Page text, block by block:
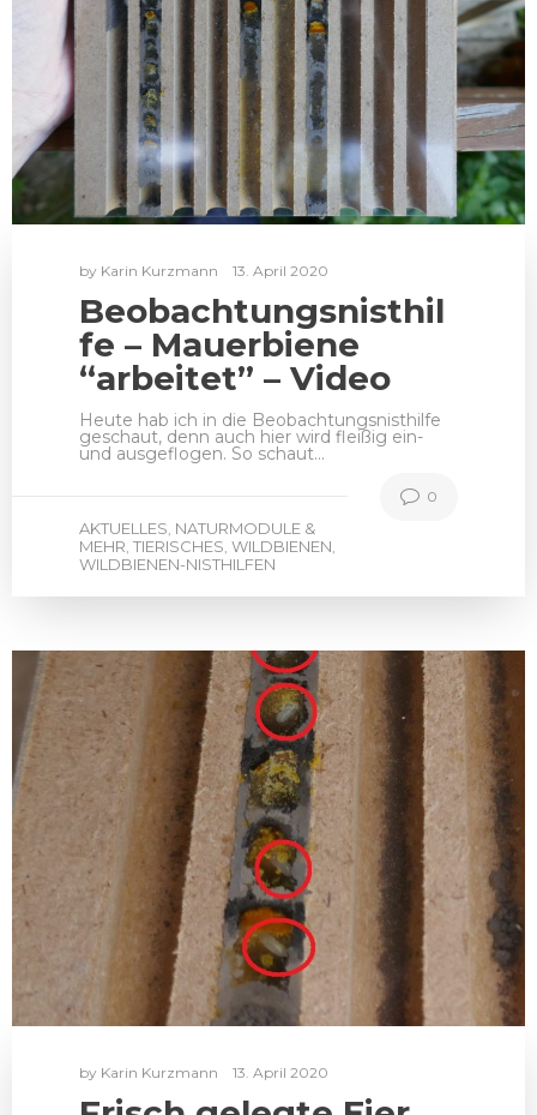
by Karin Kurzmann 13. April 2020
Beobachtungsnisthil
fe – Mauerbiene
“arbeitet” – Video
Heute hab ich in die Beobachtungsnisthilfe
geschaut, denn auch hier wird fleißig ein-
und ausgeflogen. So schaut…
AKTUELLES NATURMODULE &
MEHR TIERISCHES WILDBIENEN
WILDBIENEN-NISTHILFEN
0
by Karin Kurzmann 13. April 2020